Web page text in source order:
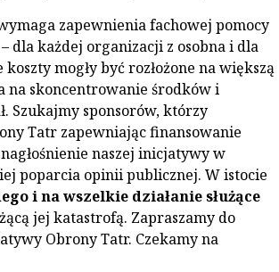
zapewnienia fachowej pomocy
dla każdej organizacji z osobna i dla
mogły być rozłożone na większą
na skoncentrowanie środków i
Szukajmy sponsorów, którzy
Tatr zapewniając finansowanie
naszej inicjatywy w
poparcia opinii publicznej. W istocie
i na wszelkie działanie służące
jej katastrofą. Zapraszamy do
Obrony Tatr. Czekamy na